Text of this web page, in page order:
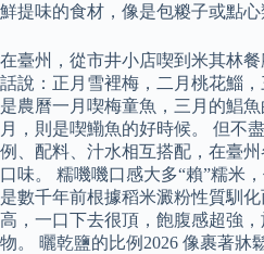
鮮提味的食材，像是包糉子或點心
在臺州，從市井小店喫到米其林
話說：正月雪裡梅，二月桃花鯔
是農曆一月喫梅童魚，三月的鯧
月，則是喫鰳魚的好時候。 但不
例、配料、汁水相互搭配，在臺
口味。 糯嘰嘰口感大多“賴”糯米
是數千年前根據稻米澱粉性質馴
高，一口下去很頂，飽腹感超強
物。 曬乾鹽的比例2026 像裹著牀